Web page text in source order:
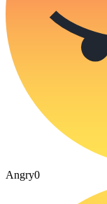
Angry0